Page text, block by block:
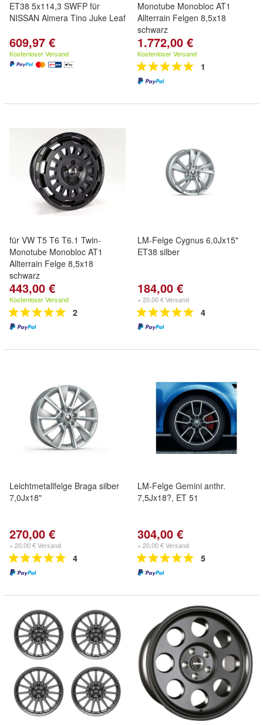
ET38 5x114,3 SWFP für
NISSAN Almera Tino Juke Leaf
609,97 €
Kostenloser Versand
Monotube Monobloc AT1
Allterrain Felgen 8,5x18
schwarz
1.772,00 €
Kostenloser Versand
1
für VW T5 T6 T6.1 Twin-
Monotube Monobloc AT1
Allterrain Felge 8,5x18
schwarz
443,00 €
Kostenloser Versand
2
LM-Felge Cygnus 6,0Jx15"
ET38 silber
184,00 €
+ 20,00 € Versand
4
Leichtmetallfelge Braga silber
7,0Jx18"
270,00 €
+ 20,00 € Versand
4
LM-Felge Gemini anthr.
7,5Jx18?, ET 51
304,00 €
+ 20,00 € Versand
5